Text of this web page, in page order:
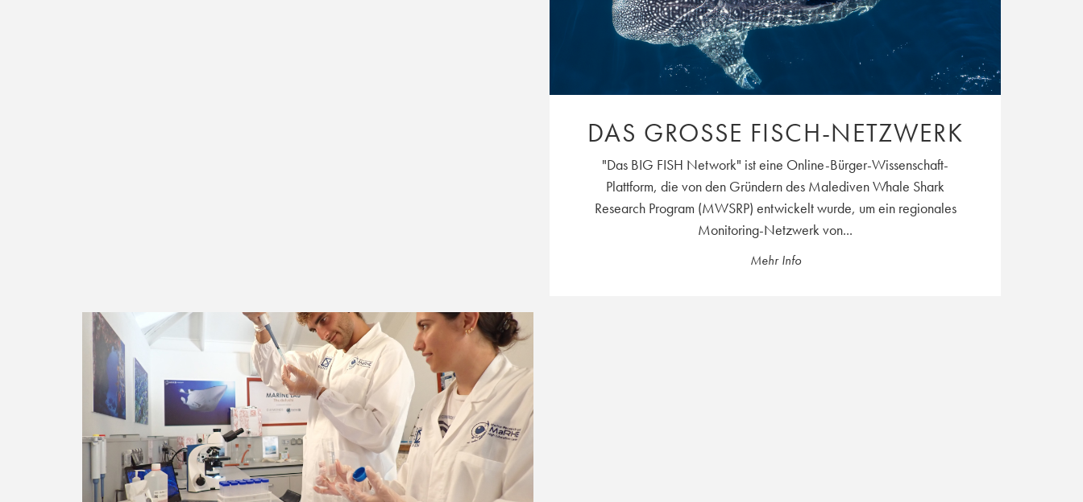
DAS GROSSE FISCH-NETZWERK
"Das BIG FISH Network" ist eine Online-Bürger-Wissenschaft-
Plattform, die von den Gründern des Malediven Whale Shark
Research Program (MWSRP) entwickelt wurde, um ein regionales
Monitoring-Netzwerk von...
Mehr Info